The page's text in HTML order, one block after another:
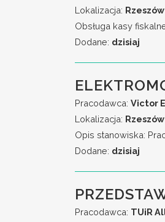
Lokalizacja: Rzeszów
Obsługa kasy
Dodane: dzisiaj
Pracodawca: Victor
Lokalizacja: Rzeszów
Opis stanowiska:
Dodane: dzisiaj
Pracodawca: TUiR